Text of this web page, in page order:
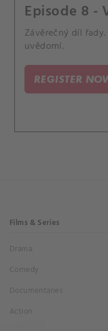
Episode 8 -
Závěrečný díl
uvědomí.
REGISTER
Films & Series
Drama
Comedy
Documentaries
Action